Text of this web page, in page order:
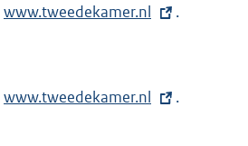
r
l
E
r
www.tweedekamer.nl .
E
www.tweedekamer.nl .